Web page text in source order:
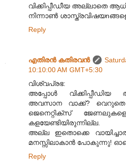
വിക്കിപ്പീഡീയ അല്ലാതെ
നിന്നാൺ
Reply
എതിരന്‍ കതിരവന്‍
10:10:00 AM GMT+5:30
വിശ്വപ്രഭ:
അപ്പോൾ
അവസാന വാക്ക്? വെറുതെ
ജെനെറ്റിക്സ്
കളയേണ്ടിയിരുന്നില്ല.
അല്ല ഇതൊക്കെ
മനസ്സിലാകാൻ പോകുന്നു!
Reply